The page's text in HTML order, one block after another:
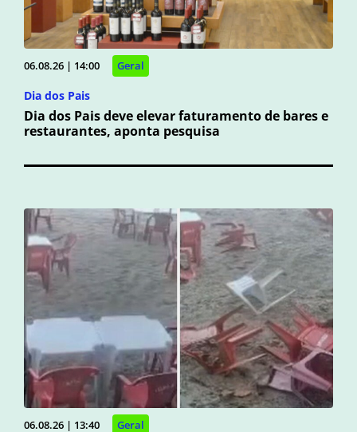
06.08.26 | 14:00 Geral
Dia dos Pais
Dia dos Pais deve elevar faturamento de bares e
restaurantes, aponta pesquisa
06.08.26 | 13:40 Geral